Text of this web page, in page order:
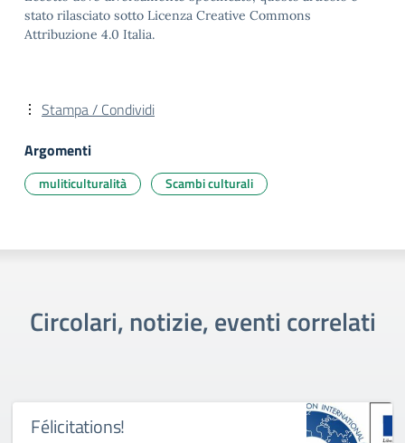
stato rilasciato sotto Licenza Creative Commons
Attribuzione 4.0 Italia.
Stampa / Condividi
Argomenti
muliticulturalità Scambi culturali
Circolari, notizie, eventi correlati
Félicitations!